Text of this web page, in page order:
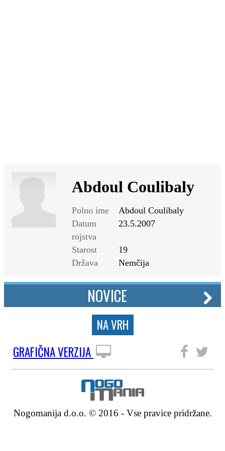
Abdoul Coulibaly
Polno ime
Abdoul Coulibaly
Datum
rojstva
23.5.2007
Starost
19
Država
Nemčija
NOVICE
NA VRH
GRAFIČNA VERZIJA
Nogomanija d.o.o. © 2016 - Vse pravice pridržane.